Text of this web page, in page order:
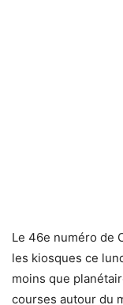
Le 46e numéro de
les kiosques ce
moins que
courses autour du